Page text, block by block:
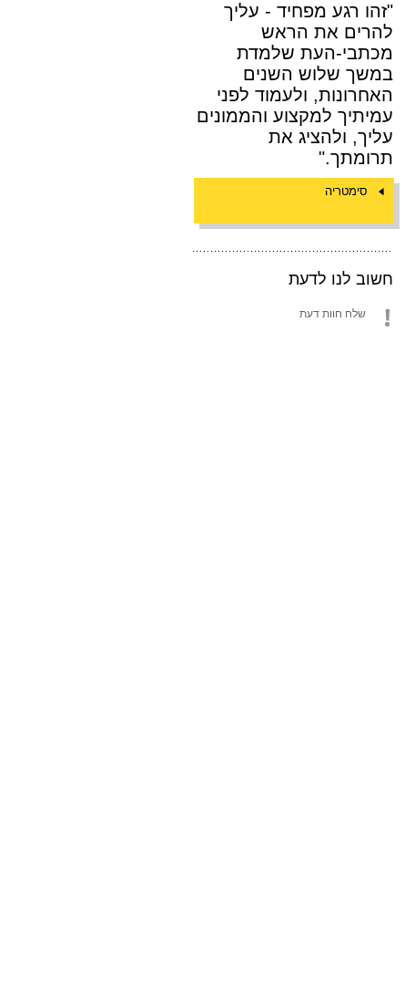
"זהו רגע מפחיד - עליך
להרים את הראש
מכתבי-העת שלמדת
במשך שלוש השנים
האחרונות, ולעמוד לפני
עמיתיך למקצוע והממונים
עליך, ולהציג את
תרומתך."
סימטריה
חשוב לנו לדעת
שלח חוות דעת